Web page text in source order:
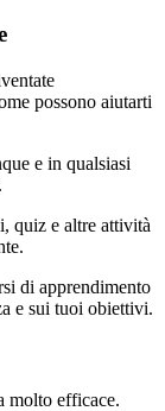
possono aiutarti
e in qualsiasi
quiz e altre attività
di apprendimento
e sui tuoi obiettivi.
molto efficace.